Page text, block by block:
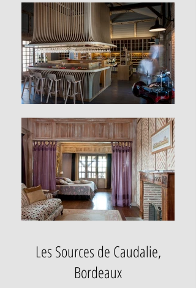
Les Sources de Caudalie,
Bordeaux